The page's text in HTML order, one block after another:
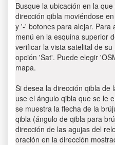
Busque la ubicación en la
dirección qibla moviéndose
y '-' botones para alejar. Para
menú en la esquina superior
verificar la vista satelital de
opción 'Sat'. Puede elegir
mapa.
Si desea la dirección qibla de
use el ángulo qibla que se le
se muestra la flecha de la
qibla (ángulo de qibla para
dirección de las agujas del
oración en la dirección